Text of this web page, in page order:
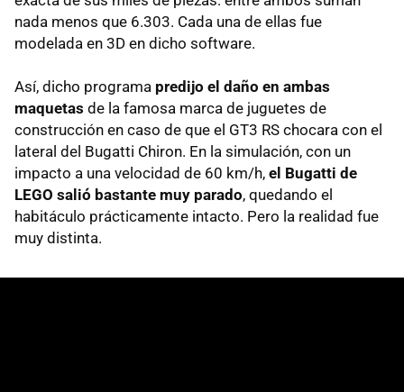
nada menos que 6.303. Cada una de ellas fue
modelada en 3D en dicho software.
Así, dicho programa predijo el daño en ambas
maquetas de la famosa marca de juguetes de
construcción en caso de que el GT3 RS chocara con el
lateral del Bugatti Chiron. En la simulación, con un
impacto a una velocidad de 60 km/h, el Bugatti de
LEGO salió bastante muy parado, quedando el
habitáculo prácticamente intacto. Pero la realidad fue
muy distinta.